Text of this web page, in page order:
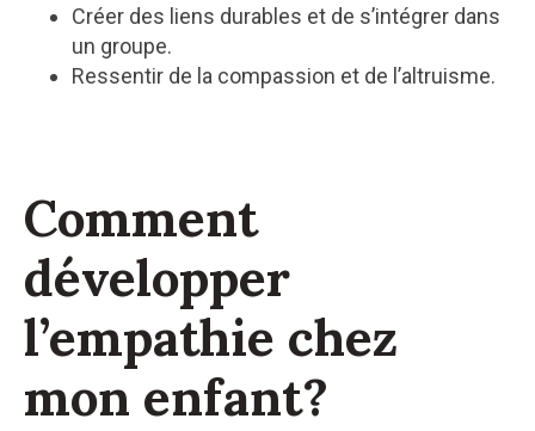
Créer des liens durables et de s’intégrer dans
un groupe.
Ressentir de la compassion et de l’altruisme.
Comment
développer
l’empathie chez
mon enfant?